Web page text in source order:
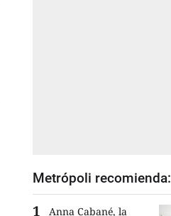
Metrópoli recomienda:
Anna Cabané, la